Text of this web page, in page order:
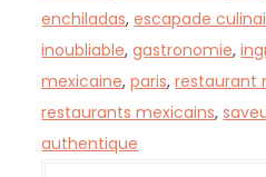
enchiladas,escapade
inoubliable,gastronomie,
mexicaine,paris,restaurant
restaurants mexicains,
authentique